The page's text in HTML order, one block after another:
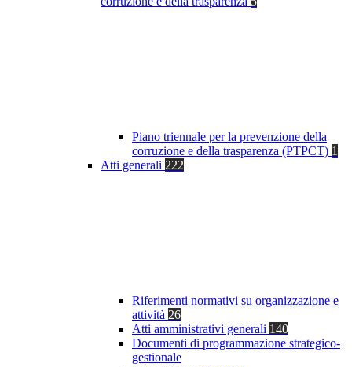
Piano triennale per la prevenzione della
corruzione e della trasparenza (PTPCT) 1
Atti generali 222
Riferimenti normativi su organizzazione e
attività 26
Atti amministrativi generali 140
Documenti di programmazione strategico-
gestionale